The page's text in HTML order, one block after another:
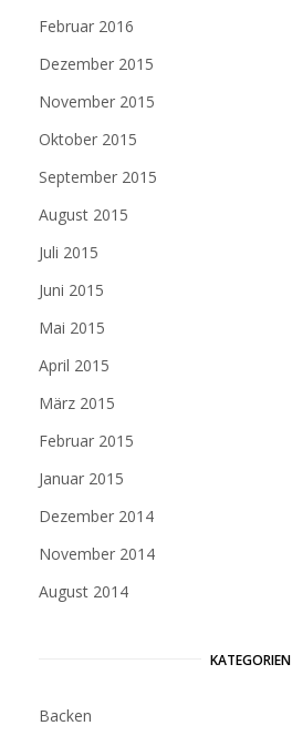
Februar 2016
Dezember 2015
November 2015
Oktober 2015
September 2015
August 2015
Juli 2015
Juni 2015
Mai 2015
April 2015
März 2015
Februar 2015
Januar 2015
Dezember 2014
November 2014
August 2014
KATEGORIEN
Backen